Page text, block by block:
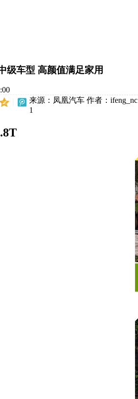
级车型 高颜值满足家用
来源：凤凰汽车 作者：ifeng_nc
1